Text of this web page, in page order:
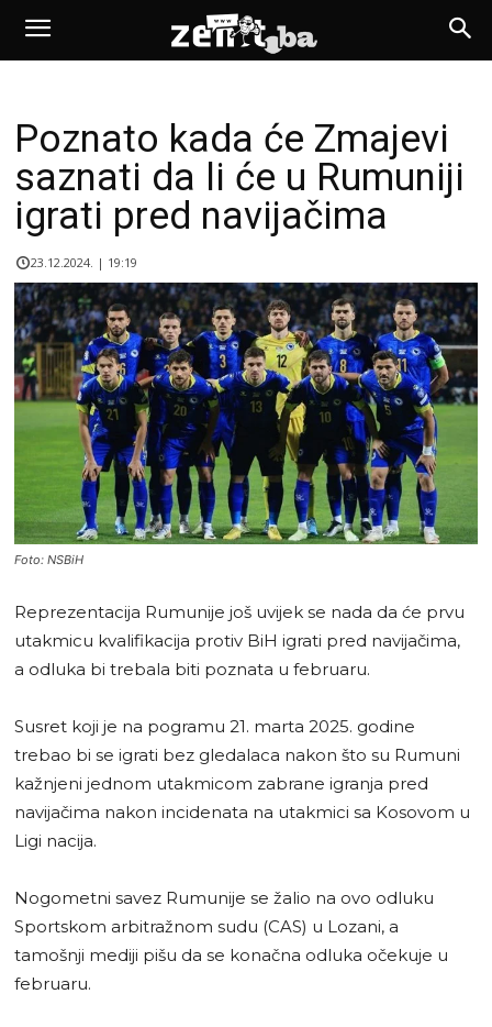
Poznato kada će Zmajevi
saznati da li će u Rumuniji
igrati pred navijačima
23.12.2024. | 19:19
Foto: NSBiH
Reprezentacija Rumunije još uvijek se nada da će prvu
utakmicu kvalifikacija protiv BiH igrati pred navijačima,
a odluka bi trebala biti poznata u februaru.
Susret koji je na pogramu 21. marta 2025. godine
trebao bi se igrati bez gledalaca nakon što su Rumuni
kažnjeni jednom utakmicom zabrane igranja pred
navijačima nakon incidenata na utakmici sa Kosovom u
Ligi nacija.
Nogometni savez Rumunije se žalio na ovo odluku
Sportskom arbitražnom sudu (CAS) u Lozani, a
tamošnji mediji pišu da se konačna odluka očekuje u
februaru.